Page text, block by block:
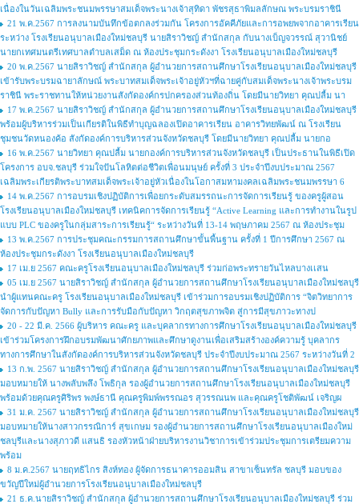
เนื่องในวันเฉลิมพระชนมพรรษาสมเด็จพระนางเจ้าสุทิดา พัชรสุธาพิมลลักษณ พระบรมราชินี
21 พ.ค.2567 การลงนามบันทึกข้อตกลงร่วมกัน โครงการอัคคีภัยและการอพยพจากอาคารเรียน
ระหว่าง โรงเรียนอนุบาลเมืองใหม่ชลบุรี นายสิราวิชญ์ สำนักสกุล กับนางเบ็ญจวรรณ์ สุวานิชย์
นายกเทศมนตรีเทศบาลตำบลเสม็ด ณ ห้องประชุมกระดังงา โรงเรียนอนุบาลเมืองใหม่ชลบุรี
20 พ.ค.2567 นายสิราวิชญ์ สำนักสกุล ผู้อำนวยการสถานศึกษาโรงเรียนอนุบาลเมืองใหม่ชลบุรี
เข้ารับพระบรมฉายาลักษณ์ พระบาทสมเด็จพระเจ้าอยู่หัวฯที่ฉายคู่กับสมเด็จพระนางเจ้าพระบรม
ราชินี พระราชทานให้หน่วยงานสังกัดองค์กรปกครองส่วนท้องถิ่น โดยมีนายวิทยา คุณปลื้ม นา
17 พ.ค.2567 นายสิราวิชญ์ สำนักสกุล ผู้อำนวยการสถานศึกษาโรงเรียนอนุบาลเมืองใหม่ชลบุรี
พร้อมผู้บริหารร่วมเป็นเกียรติในพิธีทำบุญฉลองเปิดอาคารเรียน อาคารวิทยพัฒน์ ณ โรงเรียน
ชุมชนวัดหนองค้อ สังกัดองค์การบริหารส่วนจังหวัดชลบุรี โดยมีนายวิทยา คุณปลื้ม นายกอ
16 พ.ค.2567 นายวิทยา คุณปลื้ม นายกองค์การบริหารส่วนจังหวัดชลบุรี เป็นประธานในพิธีเปิด
โครงการ อบจ.ชลบุรี ร่วมใจปันโลหิตต่อชีวิตเพื่อนมนุษย์ ครั้งที่ 3 ประจำปีงบประมาณ 2567
เฉลิมพระเกียรติพระบาทสมเด็จพระเจ้าอยู่หัวเนื่องในโอกาสมหามงคลเฉลิมพระชนมพรรษา 6
14 พ.ค.2567 การอบรมเชิงปฏิบัติการเพื่อยกระดับสมรรถนะการจัดการเรียนรู้ ของครูผู้สอน
โรงเรียนอนุบาลเมืองใหม่ชลบุรี เทคนิคการจัดการเรียนรู้ “Active Learning และการทำงานในรูป
แบบ PLC ของครูในกลุ่มสาระการเรียนรู้“ ระหว่างวันที่ 13-14 พฤษภาคม 2567 ณ ห้องประชุม
13 พ.ค.2567 การประชุมคณะกรรมการสถานศึกษาขั้นพื้นฐาน ครั้งที่ 1 ปีการศึกษา 2567 ณ
ห้องประชุมกระดังงา โรงเรียนอนุบาลเมืองใหม่ชลบุรี
17 เม.ย 2567 คณะครูโรงเรียนอนุบาลเมืองใหม่ชลบุรี ร่วมก่อพระทรายวันไหลบางเเสน
05 เม.ย 2567 นายสิราวิชญ์ สำนักสกุล ผู้อำนวยการสถานศึกษาโรงเรียนอนุบาลเมืองใหม่ชลบุรี
นำผู้แทนคณะครู โรงเรียนอนุบาลเมืองใหม่ชลบุรี เข้าร่วมการอบรมเชิงปฏิบัติการ “จิตวิทยาการ
จัดการกับปัญหา Bully และการรับมือกับปัญหา วิกฤตสุขภาพจิต สู่การมีสุขภาวะทางป
20 - 22 มี.ค. 2566 ผู้บริหาร คณะครู และบุคลากรทางการศึกษาโรงเรียนอนุบาลเมืองใหม่ชลบุรี
เข้าร่วมโครงการฝึกอบรมพัฒนาศักยภาพและศึกษาดูงานเพื่อเสริมสร้างองค์ความรู้ บุคลากร
ทางการศึกษาในสังกัดองค์การบริหารส่วนจังหวัดชลบุรี ประจำปีงบประมาณ 2567 ระหว่างวันที่ 2
13 ก.พ. 2567 นายสิราวิชญ์ สำนักสกุล ผู้อำนวยการสถานศึกษาโรงเรียนอนุบาลเมืองใหม่ชลบุรี
มอบหมายให้ นางพลับพลึง โพธิกุล รองผู้อำนวยการสถานศึกษาโรงเรียนอนุบาลเมืองใหม่ชลบุรี
พร้อมด้วยคุณครูศิริพร พงษ์ธานี คุณครูพิมพ์พรรณอร สุวรรณนพ และคุณครูโชติพัฒน์ เจริญผ
31 ม.ค. 2567 นายสิราวิชญ์ สำนักสกุล ผู้อำนวยการสถานศึกษาโรงเรียนอนุบาลเมืองใหม่ชลบุรี
มอบหมายให้นางสาวกรรณิการ์ สุขเกษม รองผู้อำนวยการสถานศึกษาโรงเรียนอนุบาลเมืองใหม่
ชลบุรีและนางสุภาวดี แสนธิ รองหัวหน้าฝ่ายบริหารงานวิชาการเข้าร่วมประชุมการเตรียมความ
พร้อม
8 ม.ค.2567 นายฤทธิไกร สิงห์ทอง ผู้จัดการธนาคารออมสิน สาขาเซ็นทรัล ชลบุรี มอบของ
ขวัญปีใหม่ผู้อำนวยการโรงเรียนอนุบาลเมืองใหม่ชลบุรี
21 ธ.ค.นายสิราวิชญ์ สำนักสกุล ผู้อำนวยการสถานศึกษาโรงเรียนอนุบาลเมืองใหม่ชลบุรี ร่วม